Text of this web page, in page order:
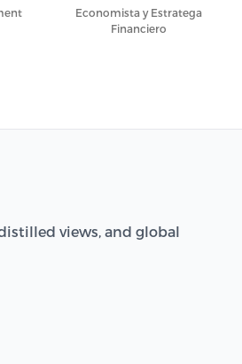
Economista y Estratega
Financiero
views, and global